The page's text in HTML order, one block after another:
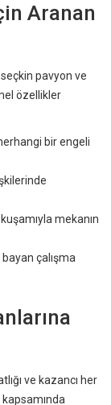
Aranan
pavyon ve
özellikler
bir engeli
mekanın
bayan çalışma
ve kazancı her
kapsamında